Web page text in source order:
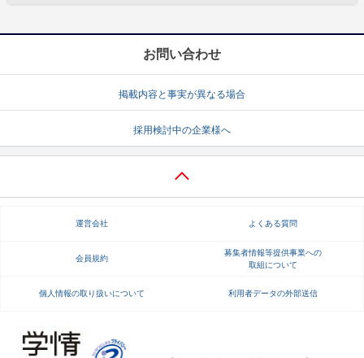
お問い合わせ
掲載内容と事実が異なる場合
採用検討中の企業様へ
運営会社 よくある質問
会員規約
募集者情報等提供事業への
取組について
個人情報の取り扱いについて 利用者データの外部送信